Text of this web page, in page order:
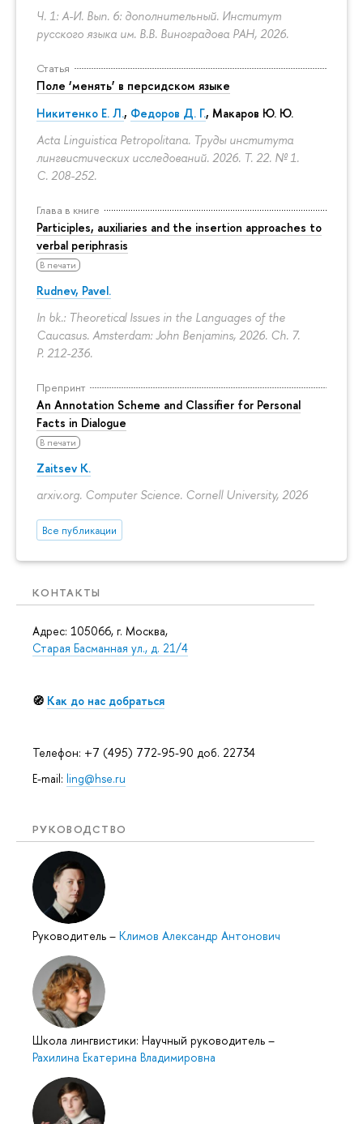
Ч. 1: А-И. Вып. 6: дополнительный. Институт
русского языка им. В.В. Виноградова РАН, 2026.
Статья
Поле ‘менять’ в персидском языке
Никитенко Е. Л., Федоров Д. Г., Макаров Ю. Ю.
Acta Linguistica Petropolitana. Труды института
лингвистических исследований. 2026. Т. 22. № 1.
С. 208-252.
Глава в книге
Participles, auxiliaries and the insertion approaches to
verbal periphrasis
В печати
Rudnev, Pavel.
In bk.: Theoretical Issues in the Languages of the
Caucasus. Amsterdam: John Benjamins, 2026. Ch. 7.
P. 212-236.
Препринт
An Annotation Scheme and Classifier for Personal
Facts in Dialogue
В печати
Zaitsev K.
arxiv.org. Computer Science. Cornell University, 2026
Все публикации
КОНТАКТЫ
Адрес: 105066, г. Москва,
Старая Басманная ул., д. 21/4
🧭 Как до нас добраться
Телефон: +7 (495) 772-95-90 доб. 22734
E-mail: ling@hse.ru
РУКОВОДСТВО
Руководитель – Климов Александр Антонович
Школа лингвистики: Научный руководитель –
Рахилина Екатерина Владимировна